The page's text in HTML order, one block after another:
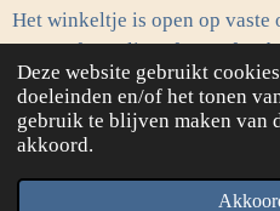
Deze website gebruikt
doeleinden en/of het tonen
gebruik te blijven maken van
akkoord.
Het winkeltje is open op vaste
contactformulier of onze
© 2020 - 2026 Frie's Needle &
Powered by JouwWeb